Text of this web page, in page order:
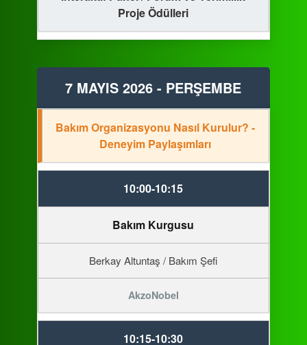
Proje Ödülleri
7 MAYIS 2026 - PERŞEMBE
Bakım Organizasyonu Nasıl Kurulur? -
Deneyim Paylaşımları
10:00-10:15
Bakım Kurgusu
Berkay Altuntaş / Bakım Şefi
AkzoNobel
10:15-10:30